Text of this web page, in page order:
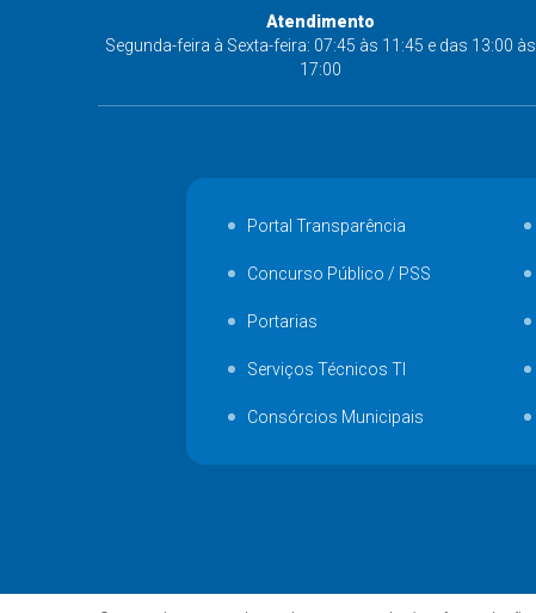
Atendimento
Segunda-feira à Sexta-feira: 07:45 às 11:45 e das 13:00 às
17:00
Portal Transparência
Concurso Público / PSS
Portarias
Serviços Técnicos TI
Consórcios Municipais